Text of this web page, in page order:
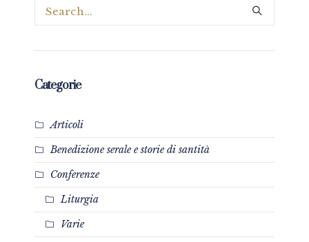
Categorie
Articoli
Benedizione serale e storie di santità
Conferenze
Liturgia
Varie